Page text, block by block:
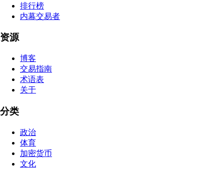
排行榜
内幕交易者
资源
博客
交易指南
术语表
关于
分类
政治
体育
加密货币
文化